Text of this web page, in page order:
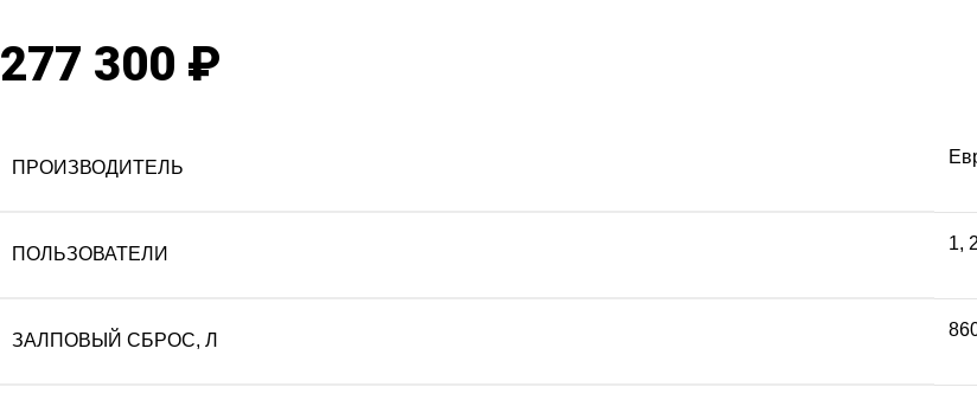
277 300 ₽
ПРОИЗВОДИТЕЛЬ
ПОЛЬЗОВАТЕЛИ
1, 2
ЗАЛПОВЫЙ СБРОС, Л